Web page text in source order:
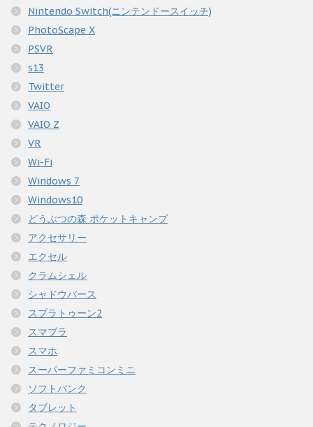
Nintendo Switch(ニンテンドースイッチ)
PhotoScape X
PSVR
s13
Twitter
VAIO
VAIO Z
VR
Wi-Fi
Windows 7
Windows10
どうぶつの森 ポケットキャンプ
アクセサリー
エクセル
クラムシェル
シャドウバース
スプラトゥーン2
スマブラ
スマホ
スーパーファミコンミニ
ソフトバンク
タブレット